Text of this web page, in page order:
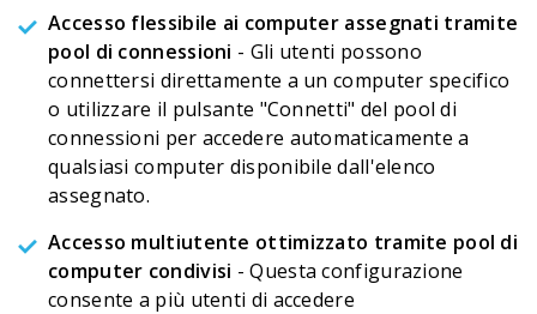
Accesso flessibile ai computer assegnati tramite
pool di connessioni - Gli utenti possono
connettersi direttamente a un computer specifico
o utilizzare il pulsante "Connetti" del pool di
connessioni per accedere automaticamente a
qualsiasi computer disponibile dall'elenco
assegnato.
Accesso multiutente ottimizzato tramite pool di
computer condivisi - Questa configurazione
consente a più utenti di accedere